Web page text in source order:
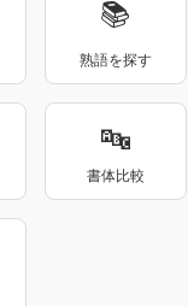
📚
熟語を探す
🔤
書体比較